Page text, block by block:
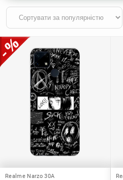
Realme Narzo 30A